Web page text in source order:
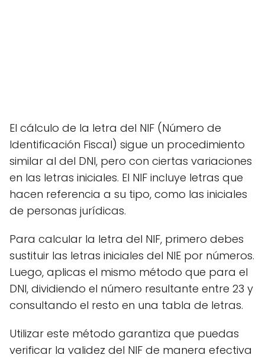
El cálculo de la letra del NIF (Número de
Identificación Fiscal) sigue un procedimiento
similar al del DNI, pero con ciertas variaciones
en las letras iniciales. El NIF incluye letras que
hacen referencia a su tipo, como las iniciales
de personas jurídicas.
Para calcular la letra del NIF, primero debes
sustituir las letras iniciales del NIE por números.
Luego, aplicas el mismo método que para el
DNI, dividiendo el número resultante entre 23 y
consultando el resto en una tabla de letras.
Utilizar este método garantiza que puedas
verificar la validez del NIF de manera efectiva